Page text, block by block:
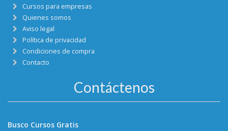
Cursos para empresas
Quienes somos
Aviso legal
Política de privacidad
Condiciones de compra
Contacto
Contáctenos
Busco Cursos Gratis